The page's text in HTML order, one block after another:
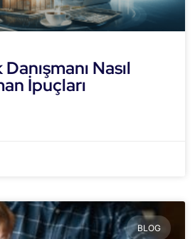
Nasıl
İpuçları
BLOG